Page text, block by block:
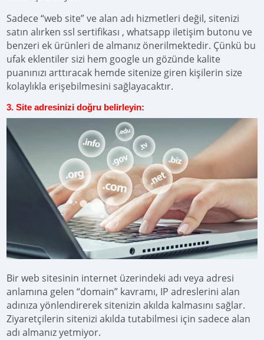
Sadece “web site” ve alan adı hizmetleri değil, sitenizi
satın alırken ssl sertifikası , whatsapp iletişim butonu ve
benzeri ek ürünleri de almanız önerilmektedir. Çünkü bu
ufak eklentiler sizi hem google un gözünde kalite
puanınızı arttıracak hemde sitenize giren kişilerin size
kolaylıkla erişebilmesini sağlayacaktır.
3. Site adresinizi doğru belirleyin:
Bir web sitesinin internet üzerindeki adı veya adresi
anlamına gelen “domain” kavramı, IP adreslerini alan
adınıza yönlendirerek sitenizin akılda kalmasını sağlar.
Ziyaretçilerin sitenizi akılda tutabilmesi için sadece alan
adı almanız yetmiyor.